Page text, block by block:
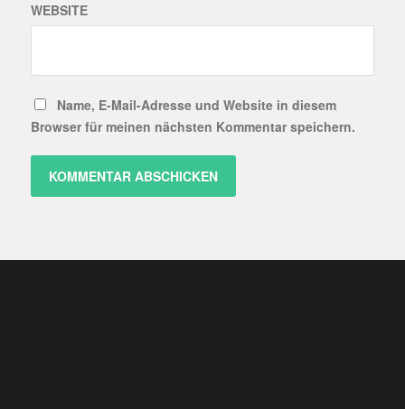
WEBSITE
Name, E-Mail-Adresse und Website in diesem
Browser für meinen nächsten Kommentar speichern.